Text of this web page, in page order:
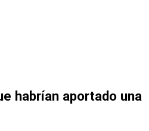
habrían aportado una